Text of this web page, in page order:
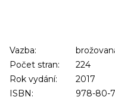
Vazba:
Počet stran:
224
Rok vydání:
2017
ISBN:
978-80-